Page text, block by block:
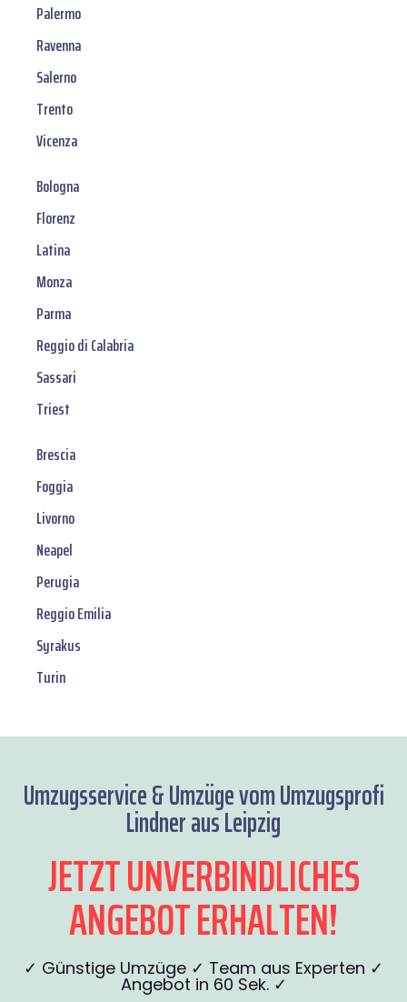
Palermo
Ravenna
Salerno
Trento
Vicenza
Bologna
Florenz
Latina
Monza
Parma
Reggio di Calabria
Sassari
Triest
Brescia
Foggia
Livorno
Neapel
Perugia
Reggio Emilia
Syrakus
Turin
Umzugsservice & Umzüge vom Umzugsprofi
Lindner aus Leipzig
JETZT UNVERBINDLICHES
ANGEBOT ERHALTEN!
✓ Günstige Umzüge ✓ Team aus Experten ✓
Angebot in 60 Sek. ✓